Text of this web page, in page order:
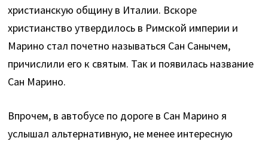
христианскую общину в Италии. Вскоре
христианство утвердилось в Римской империи и
Марино стал почетно называться Сан Санычем,
причислили его к святым. Так и появилась название
Сан Марино.
Впрочем, в автобусе по дороге в Сан Марино я
услышал альтернативную, не менее интересную